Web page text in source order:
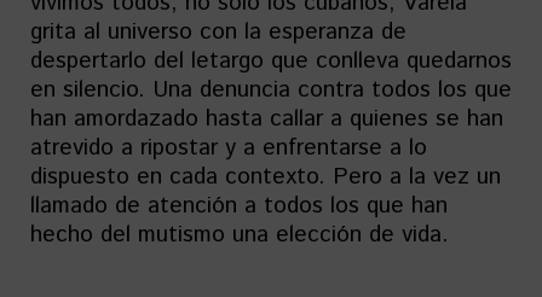
grita al universo con la esperanza de
despertarlo del letargo que conlleva quedarnos
en silencio. Una denuncia contra todos los que
han amordazado hasta callar a quienes se han
atrevido a ripostar y a enfrentarse a lo
dispuesto en cada contexto. Pero a la vez un
llamado de atención a todos los que han
hecho del mutismo una elección de vida.